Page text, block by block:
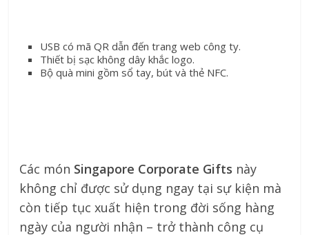
USB có mã QR dẫn đến trang web công ty.
Thiết bị sạc không dây khắc logo.
Bộ quà mini gồm sổ tay, bút và thẻ NFC.
Các món Singapore Corporate Gifts này
không chỉ được sử dụng ngay tại sự kiện mà
còn tiếp tục xuất hiện trong đời sống hàng
ngày của người nhận – trở thành công cụ